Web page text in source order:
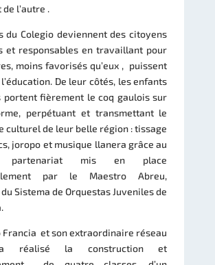
l’autre .
du Colegio deviennent des citoyens
et responsables en travaillant pour
moins favorisés qu’eux , puissent
De leur côtés, les enfants
portent fièrement le coq gaulois sur
perpétuant et transmettant le
culturel de leur belle région : tissage
joropo et musique llanera grâce au
partenariat mis en place
par le Maestro Abreu,
Sistema de Orquestas Juveniles de
Francia et son extraordinaire réseau
a réalisé la construction et